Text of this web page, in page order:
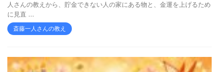
人さんの教えから、貯金できない人の家にある物と、金運を上げるため
に見直 ...
斎藤一人さんの教え